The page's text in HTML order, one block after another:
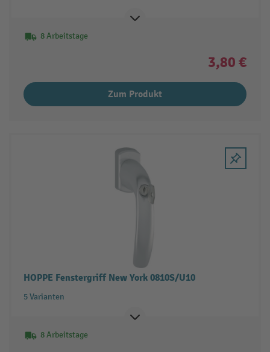
8 Arbeitstage
3,80 €
Zum Produkt
HOPPE Fenstergriff New York 0810S/U10
5 Varianten
8 Arbeitstage